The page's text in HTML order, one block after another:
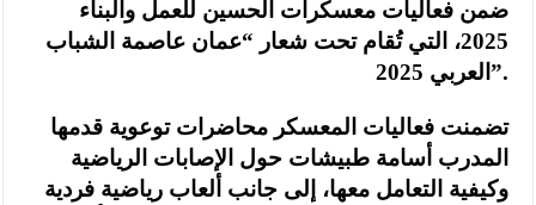
ضمن فعاليات معسكرات الحسين للعمل والبناء
2025، التي تُقام تحت شعار “عمان عاصمة الشباب
العربي 2025”.
تضمنت فعاليات المعسكر محاضرات توعوية قدمها
المدرب أسامة طبيشات حول الإصابات الرياضية
وكيفية التعامل معها، إلى جانب ألعاب رياضية فردية